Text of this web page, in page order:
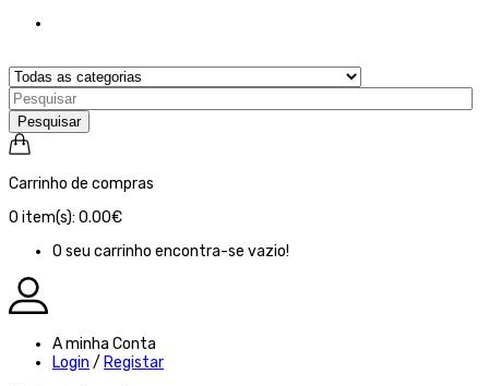
Pesquisar
Carrinho de compras
0 item(s): 0.00€
O seu carrinho encontra-se vazio!
A minha Conta
Login / Registar